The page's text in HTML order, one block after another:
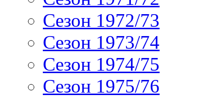
Сезон 1972/73
Сезон 1973/74
Сезон 1974/75
Сезон 1975/76